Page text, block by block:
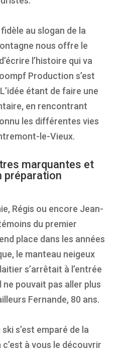
au slogan de la
nous offre le
l’histoire qui va
Production s’est
étant de faire une
en rencontrant
les différentes vies
le-Vieux.
marquantes et
préparation
Régis ou encore Jean-
du premier
place dans les années
le manteau neigeux
s’arrêtait à l’entrée
ne pouvait pas aller plus
Fernande, 80 ans.
s’est emparé de la
c’est à vous le découvrir